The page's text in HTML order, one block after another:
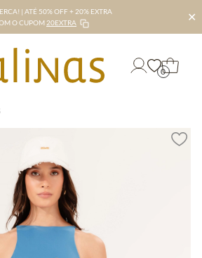
| ATÉ 50% OFF + 20% EXTRA
O CUPOM 20EXTRA ✕
0